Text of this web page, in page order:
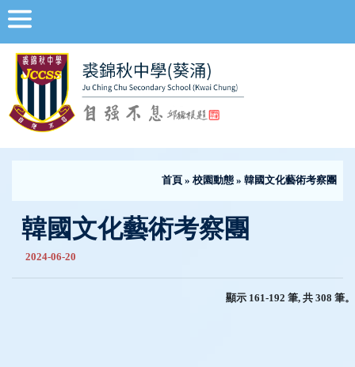
首頁 » 校園動態 » 韓國文化藝術考察團
韓國文化藝術考察團
2024-06-20
顯示 161-192 筆, 共 308 筆。